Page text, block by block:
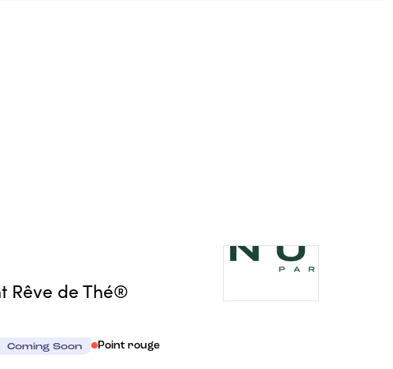
Rêve de Thé®
Coming Soon Point rouge